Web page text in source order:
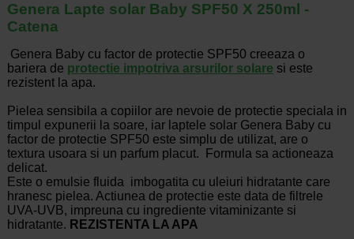
Genera Lapte solar Baby SPF50 X 250ml -
Catena
Genera Baby cu factor de protectie SPF50 creeaza o
bariera de protectie impotriva arsurilor solare si este
rezistent la apa.
Pielea sensibila a copiilor are nevoie de protectie speciala in
timpul expunerii la soare, iar laptele solar Genera Baby cu
factor de protectie SPF50 este simplu de utilizat, are o
textura usoara si un parfum placut. Formula sa actioneaza
delicat.
Este o emulsie fluida imbogatita cu uleiuri hidratante care
hranesc pielea. Actiunea de protectie este data de filtrele
UVA-UVB, impreuna cu ingrediente vitaminizante si
hidratante. REZISTENTA LA APA